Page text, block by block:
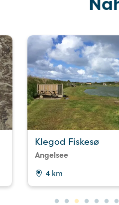
Klegod Fiskesø
Angelsee
4 km